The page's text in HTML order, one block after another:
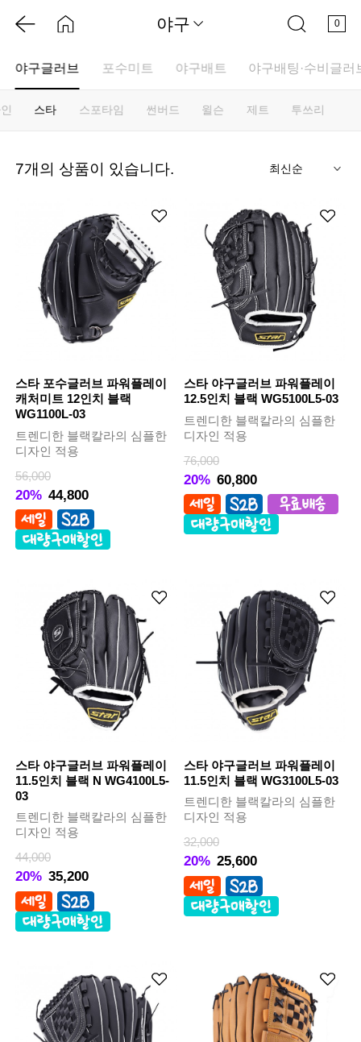
0
야구
야구글러브 포수미트 야구배트 야구배팅·수비글러
스타 스포타임 썬버드 윌슨 제트 투쓰리
7개의 상품이 있습니다.
스타 포수글러브 파워플레이
캐처미트 12인치 블랙
WG1100L-03
트렌디한 블랙칼라의 심플한
디자인 적용
56,000
20% 44,800
스타 야구글러브 파워플레이
12.5인치 블랙 WG5100L5-03
트렌디한 블랙칼라의 심플한
디자인 적용
76,000
20% 60,800
스타 야구글러브 파워플레이
11.5인치 블랙 N WG4100L5-
03
트렌디한 블랙칼라의 심플한
디자인 적용
44,000
20% 35,200
스타 야구글러브 파워플레이
11.5인치 블랙 WG3100L5-03
트렌디한 블랙칼라의 심플한
디자인 적용
32,000
20% 25,600